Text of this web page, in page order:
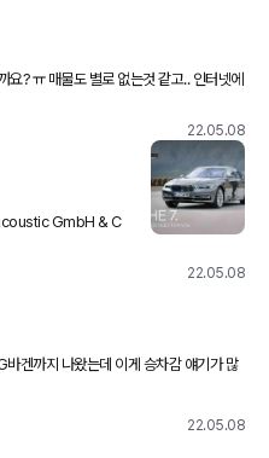
? ㅠ 매물도 별로 없는것 같고.. 인터넷에
지질 않네요
22.05.08
GmbH & C
의 에어서스를 손절
22.05.08
겐까지 나왔는데 이게 승차감 얘기가 많
습니다. 매장에 시승차도 잘 없네요 ㅎ
22.05.08